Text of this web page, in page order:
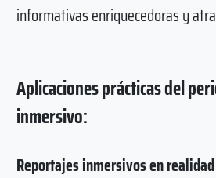
informativas enriquecedoras y
Aplicaciones prácticas del
inmersivo:
Reportajes inmersivos en